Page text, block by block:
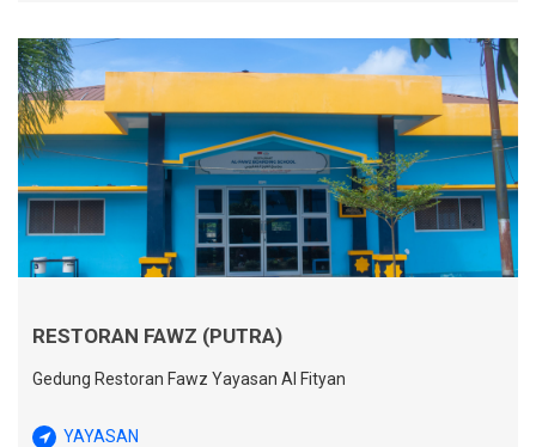
RESTORAN FAWZ (PUTRA)
Gedung Restoran Fawz Yayasan Al Fityan
YAYASAN